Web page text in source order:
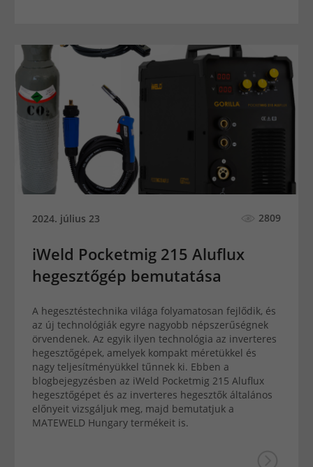
2024. július 23 2809
iWeld Pocketmig 215 Aluflux
hegesztőgép bemutatása
A hegesztéstechnika világa folyamatosan fejlődik, és
az új technológiák egyre nagyobb népszerűségnek
örvendenek. Az egyik ilyen technológia az inverteres
hegesztőgépek, amelyek kompakt méretükkel és
nagy teljesítményükkel tűnnek ki. Ebben a
blogbejegyzésben az iWeld Pocketmig 215 Aluflux
hegesztőgépet és az inverteres hegesztők általános
előnyeit vizsgáljuk meg, majd bemutatjuk a
MATEWELD Hungary termékeit is.